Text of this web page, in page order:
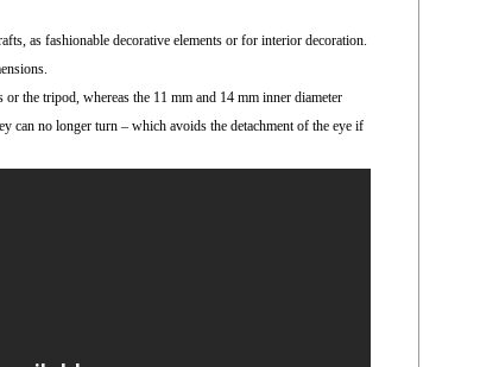
as fashionable decorative elements or for interior decoration.
or the tripod, whereas the 11 mm and 14 mm inner diameter
can no longer turn – which avoids the detachment of the eye if